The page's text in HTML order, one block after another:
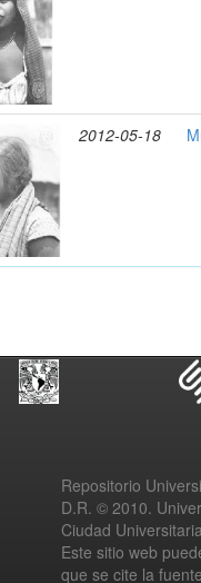
2012-05-18
Repositorio
D.R. © 2010.
Ciudad
Este sitio web
que se cite la